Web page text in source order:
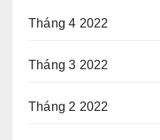
Tháng 4 2022
Tháng 3 2022
Tháng 2 2022